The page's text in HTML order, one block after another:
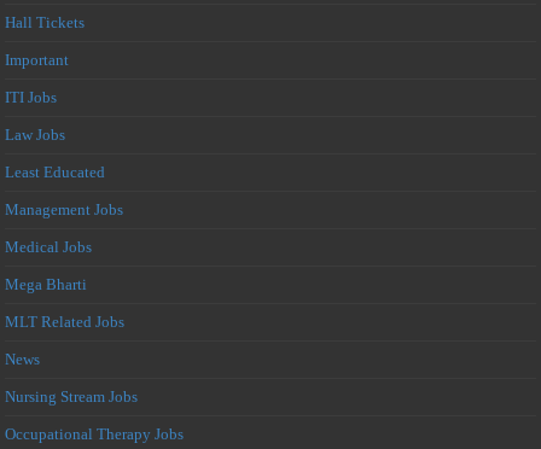
Hall Tickets
Important
ITI Jobs
Law Jobs
Least Educated
Management Jobs
Medical Jobs
Mega Bharti
MLT Related Jobs
News
Nursing Stream Jobs
Occupational Therapy Jobs